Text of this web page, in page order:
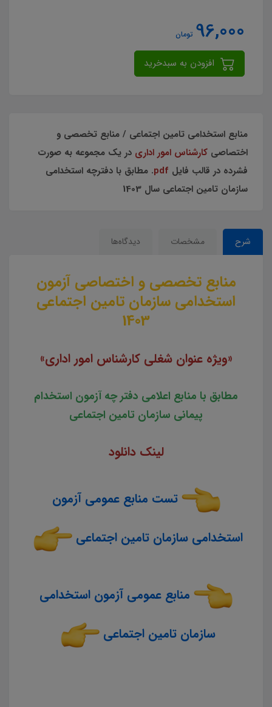
96,000 تومان
منابع استخدامی تامین اجتماعی / منابع تخصصی و
اختصاصی کارشناس امور اداری در یک مجموعه به صورت
فشرده در قالب فایل pdf. مطابق با دفترچه استخدامی
سازمان تامین اجتماعی سال 1403
شرح مشخصات دیدگاه‌ها
منابع تخصصی و اختصاصی آزمون
استخدامی سازمان تامین اجتماعی
1403
«ویژه عنوان شغلی کارشناس امور اداری»
مطابق با منابع اعلامی دفتر چه آزمون استخدام
پیمانی سازمان تامین اجتماعی
لینک دانلود
تست منابع عمومی آزمون
استخدامی سازمان تامین اجتماعی
منابع عمومی آزمون استخدامی
سازمان تامین اجتماعی